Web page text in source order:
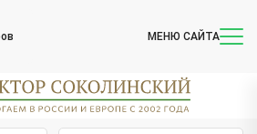
МЕНЮ САЙТА